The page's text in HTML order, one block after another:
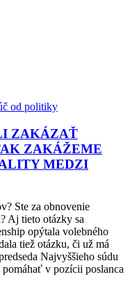
od politiky
ZAKÁZAŤ
ZAKÁŽEME
MEDZI
Ste za obnovenie
Aj tieto otázky sa
opýtala volebného
tiež otázku, či už má
Najvyššieho súdu
v pozícii poslanca